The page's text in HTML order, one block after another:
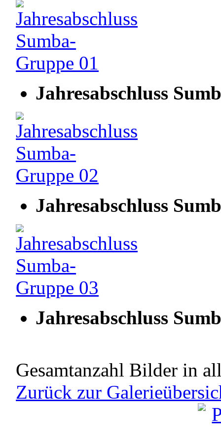
Jahresabschluss
Jahresabschluss
Jahresabschluss
Gesamtanzahl Bilder in
Zurück zur